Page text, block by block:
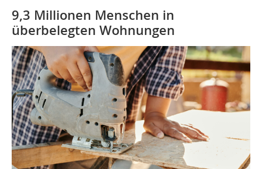
9,3 Millionen Menschen in
überbelegten Wohnungen